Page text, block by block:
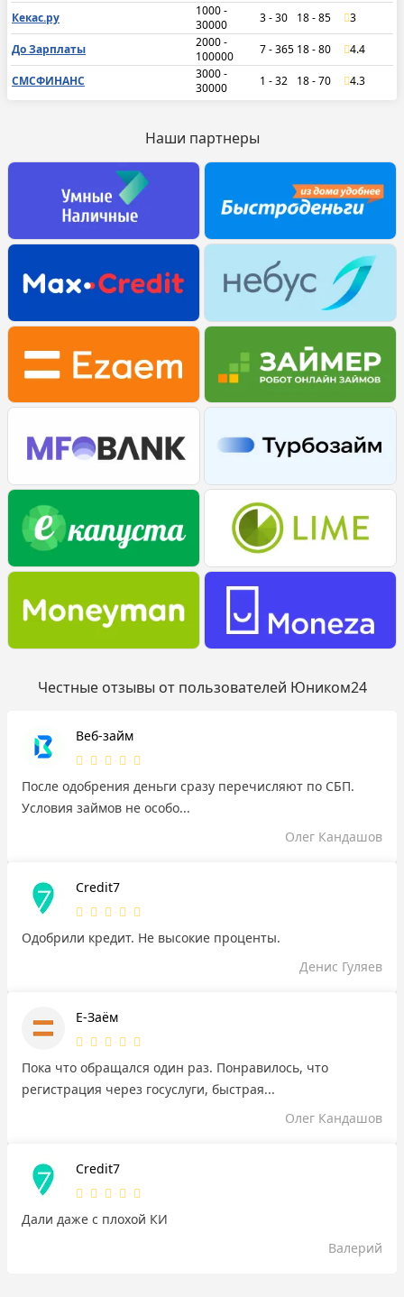
Кекас.ру
1000 -
30000
3 - 30 18 - 85 3
До Зарплаты
2000 -
100000
7 - 365 18 - 80 4.4
СМСФИНАНС
3000 -
30000
1 - 32 18 - 70 4.3
Наши партнеры
Честные отзывы от пользователей Юником24
Веб-займ
После одобрения деньги сразу перечисляют по СБП.
Условия займов не особо...
Олег Кандашов
Credit7
Одобрили кредит. Не высокие проценты.
Денис Гуляев
Е-Заём
Пока что обращался один раз. Понравилось, что
регистрация через госуслуги, быстрая...
Олег Кандашов
Credit7
Дали даже с плохой КИ
Валерий